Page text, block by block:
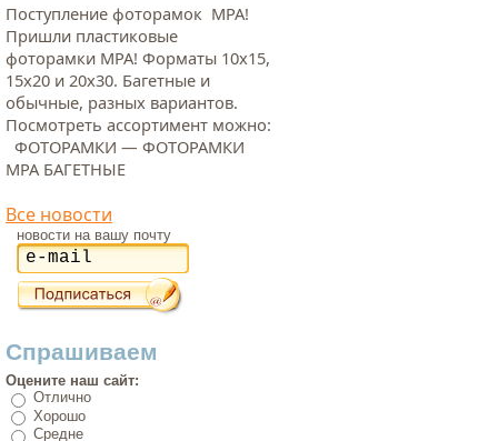
Поступление фоторамок МРА!
Пришли пластиковые
фоторамки МРА! Форматы 10х15,
15х20 и 20х30. Багетные и
обычные, разных вариантов.
Посмотреть ассортимент можно:
ФОТОРАМКИ — ФОТОРАМКИ
МРА БАГЕТНЫЕ
Все новости
новости на вашу почту
Спрашиваем
Оцените наш сайт:
Отлично
Хорошо
Средне